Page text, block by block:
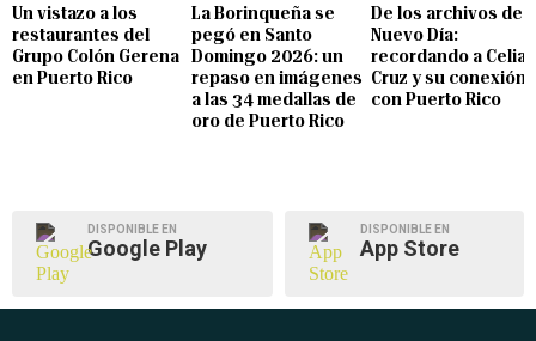
Un vistazo a los
restaurantes del
Grupo Colón Gerena
en Puerto Rico
La Borinqueña se
pegó en Santo
Domingo 2026: un
repaso en imágenes
a las 34 medallas de
oro de Puerto Rico
De los archivos de
Nuevo Día:
recordando a Celia
Cruz y su conexión
con Puerto Rico
DISPONIBLE EN
Google Play
DISPONIBLE EN
App Store